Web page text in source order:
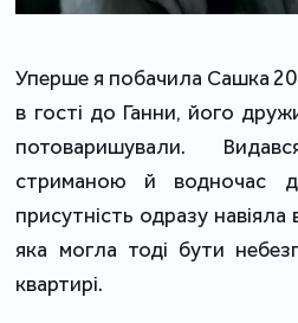
Уперше я побачила Сашка
в гості до Ганни, його
потоваришували.
стриманою й водночас
присутність одразу навіяла
яка могла тоді бути
квартирі.